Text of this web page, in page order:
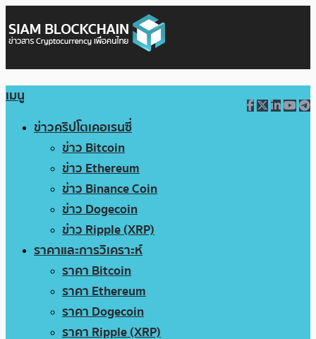
เมนู
ข่าวคริปโตเคอเรนซี่
ข่าว Bitcoin
ข่าว Ethereum
ข่าว Binance Coin
ข่าว Dogecoin
ข่าว Ripple (XRP)
ราคาและการวิเคราะห์
ราคา Bitcoin
ราคา Ethereum
ราคา Dogecoin
ราคา Ripple (XRP)